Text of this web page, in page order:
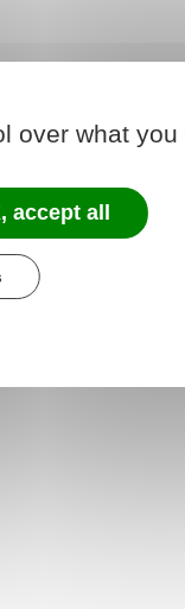
over what
accept all